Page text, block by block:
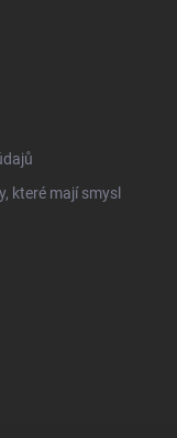
které mají smysl